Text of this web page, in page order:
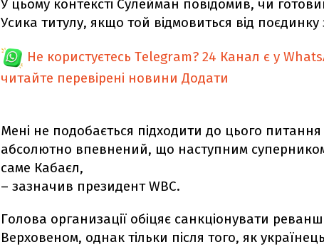
У цьому контексті Сулейман повідомив, чи
Усика титулу, якщо той відмовиться від
Не користуєтесь Telegram? 24 Канал є у
читайте перевірені новини Додати
Мені не подобається підходити до цього
абсолютно впевнений, що наступним
саме Кабаєл,
– зазначив президент WBC.
Голова организації обіцяє санкціонувати
Верховеном, однак тільки після того, як